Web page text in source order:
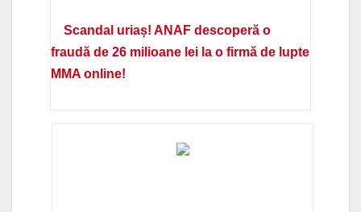
Scandal uriaș! ANAF descoperă o
fraudă de 26 milioane lei la o firmă de lupte
MMA online!